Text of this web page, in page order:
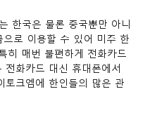
한국은 물론 중국뿐만 아니
로 이용할 수 있어 미주 한
히 매번 불편하게 전화카드
화카드 대신 휴대폰에서
토크엠에 한인들의 많은 관